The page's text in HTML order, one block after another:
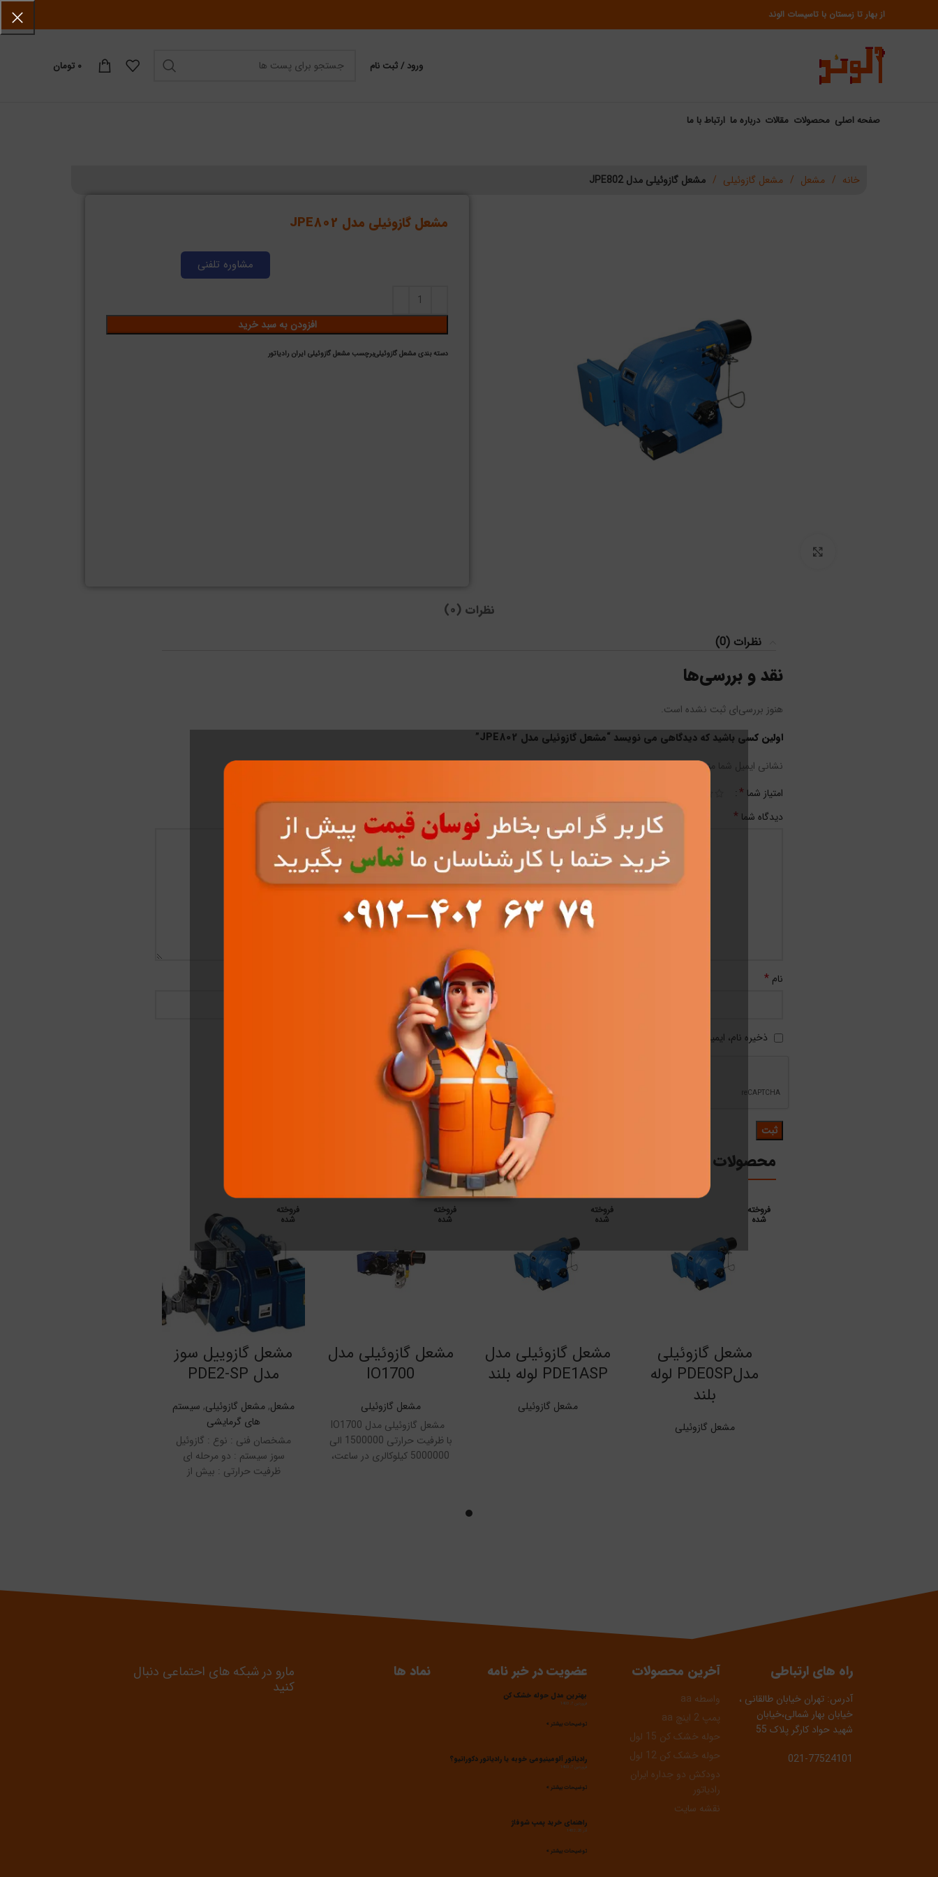
از بهار تا زمستان با تاسیسات الوند
ورود / ثبت نام ۰ تومان
صفحه اصلی محصولات مقالات درباره ما ارتباط با ما
خانه مشعل مشعل گازوئیلی مشعل گازوئیلی مدل JPE802
مشعل گازوئیلی مدل JPE802
مشاوره تلفنی
افزودن به سبد خرید
دسته بندی مشعل گازوئیلیبرچسب مشعل گازوئیلی ایران رادیاتور
نظرات (0)
نظرات (0)
نقد و بررسی‌ها
هنوز بررسی‌ای ثبت نشده است.
اولین کسی باشید که دیدگاهی می نویسد “مشعل گازوئیلی مدل JPE802”
نشانی ایمیل شما منتشر نخواهد شد.بخش‌های موردنیاز علامت‌گذاری شده‌اند*
امتیاز شما *
دیدگاه شما *
نام * ایمیل*
ذخیره نام، ایمیل و وبسایت من در مرورگر برای زمانی که دوباره دیدگاهی می‌نویسم.
محصولات مرتبط
فروخته
شده
مشعل گازوئیلی
مدلPDE0SP لوله
بلند
مشعل گازوئیلی
فروخته
شده
مشعل گازوئیلی مدل
PDE1ASP لوله بلند
مشعل گازوئیلی
فروخته
شده
مشعل گازوئیلی مدل
IO1700
مشعل گازوئیلی
مشعل گازوئیلی مدل IO1700
با ظرفیت حرارتی 1500000 الی
5000000 کیلوکالری در ساعت،
فروخته
شده
مشعل گازوییل سوز
مدل PDE2-SP
مشعل, مشعل گازوئیلی, سیستم
های گرمایشی
مشخصان فنی : نوع : گازوئیل
سوز سیستم : دو مرحله ای
ظرفیت حرارتی : بیش از
اطلاعات بیشتر
راه های ارتباطی
آدرس: تهران خیابان طالقانی ،
خیابان بهار شمالی،خیابان
شهید حواد کارگر پلاک 55
021-77524101
آخرین محصولات
واسطه aa
پمپ 2 اینچ aa
حوله خشک کن 15 لول
حوله خشک کن 12 لول
دودکش دو جداره ایران
رادیاتور
نقشه سایت
عضویت در خبر نامه
بهترین مدل حوله خشک کن
فروردین 7, 1403
توضیحات بیشتر »
رادیاتور آلومینیومی خوبه یا رادیاتور دکوراتیو؟
فروردین 7, 1403
توضیحات بیشتر »
راهنمای خرید پمپ شوفاژ
آذر 28, 1402
توضیحات بیشتر »
نماد ها مارو در شبکه های احتماعی دنبال
کنید